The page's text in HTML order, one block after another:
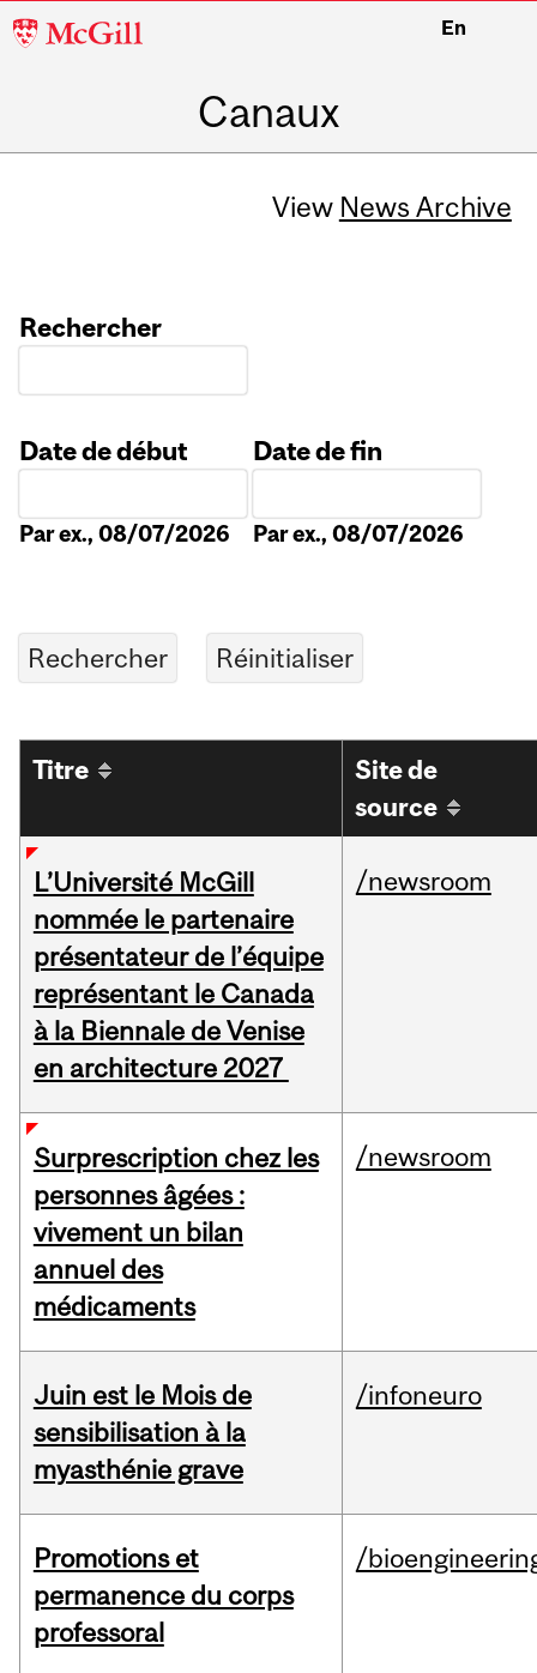
McGill
En
Canaux
View News Archive
Rechercher
Date de début
Par ex., 08/07/2026
Date de fin
Par ex., 08/07/2026
Titre
Site de
source
L’Université McGill
nommée le partenaire
présentateur de l’équipe
représentant le Canada
à la Biennale de Venise
en architecture 2027
/newsroom
Surprescription chez les
personnes âgées :
vivement un bilan
annuel des
médicaments
/newsroom
Juin est le Mois de
sensibilisation à la
myasthénie grave
/infoneuro
Promotions et
permanence du corps
professoral
/